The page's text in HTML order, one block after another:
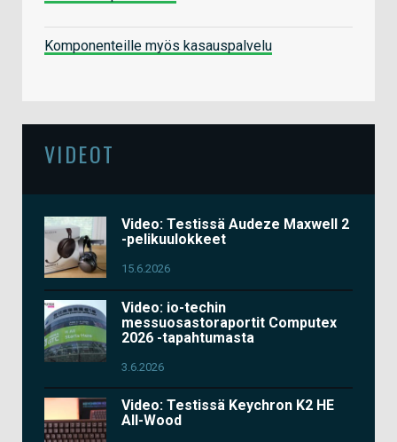
Komponenteille myös kasauspalvelu
VIDEOT
Video: Testissä Audeze Maxwell 2
-pelikuulokkeet
15.6.2026
Video: io-techin
messuosastoraportit Computex
2026 -tapahtumasta
3.6.2026
Video: Testissä Keychron K2 HE
All-Wood